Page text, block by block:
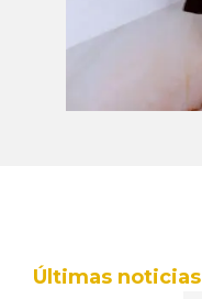
Últimas noticias